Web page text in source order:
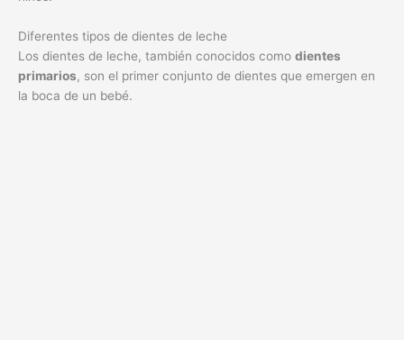
Diferentes tipos de dientes de leche
Los dientes de leche, también conocidos como dientes
primarios, son el primer conjunto de dientes que emergen en
la boca de un bebé.